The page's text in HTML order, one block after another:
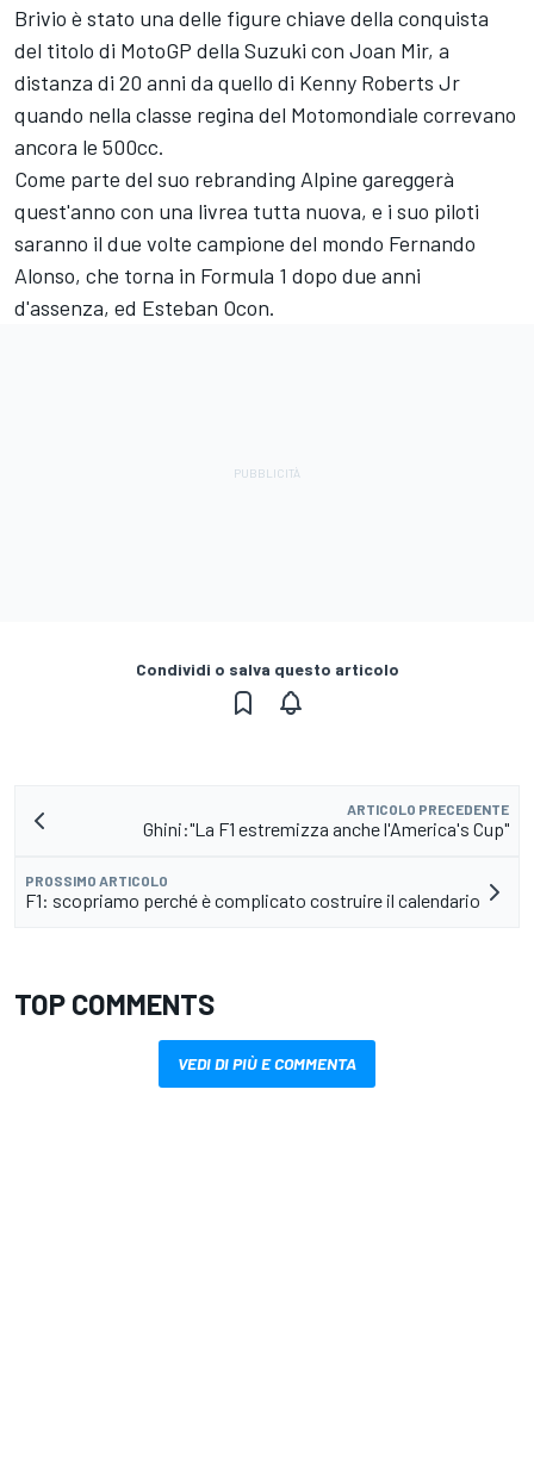
Brivio è stato una delle figure chiave della conquista
del titolo di MotoGP della Suzuki con Joan Mir, a
distanza di 20 anni da quello di Kenny Roberts Jr
quando nella classe regina del Motomondiale correvano
ancora le 500cc.
Come parte del suo rebranding Alpine gareggerà
quest'anno con una livrea tutta nuova, e i suo piloti
saranno il due volte campione del mondo Fernando
Alonso, che torna in Formula 1 dopo due anni
d'assenza, ed Esteban Ocon.
Condividi o salva questo articolo
ARTICOLO PRECEDENTE
Ghini:"La F1 estremizza anche l'America's Cup"
PROSSIMO ARTICOLO
F1: scopriamo perché è complicato costruire il calendario
TOP COMMENTS
VEDI DI PIÙ E COMMENTA